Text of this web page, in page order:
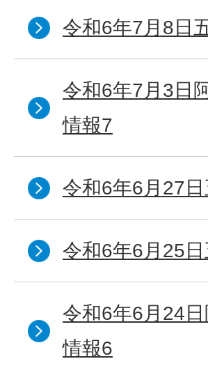
令和6年7月8日
令和6年7月3日
情報7
令和6年6月27
令和6年6月25
令和6年6月24
情報6